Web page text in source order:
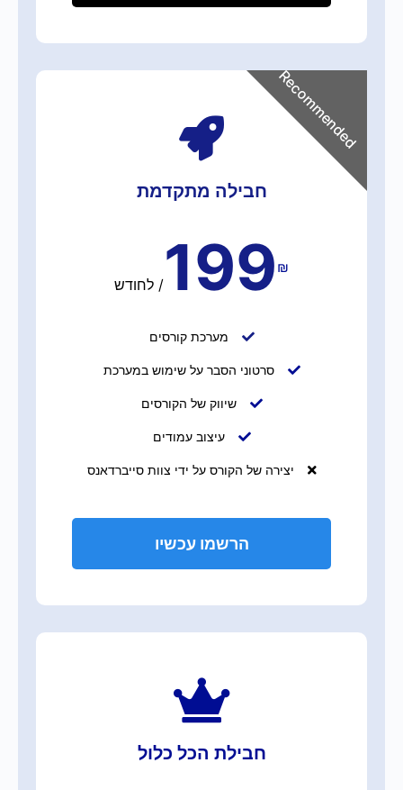
Recommended
חבילה מתקדמת
₪
199
/ לחודש
מערכת קורסים
סרטוני הסבר על שימוש במערכת
שיווק של הקורסים
עיצוב עמודים
יצירה של הקורס על ידי צוות סייברדאנס
הרשמו עכשיו
חבילת הכל כלול